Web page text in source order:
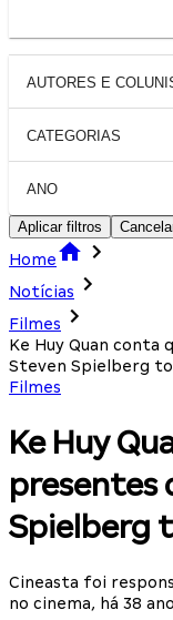
AUTORES E
CATEGORIAS
ANO
Aplicar filtros
Home
Notícias
Filmes
Ke Huy Quan conta
Steven Spielberg
Filmes
Ke Huy
presentes
Spielberg
Cineasta foi
no cinema, há 38